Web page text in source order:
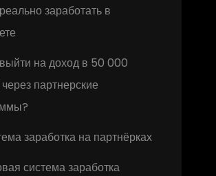
заработать в
на доход в 50 000
партнерские
заработка на партнёрках
система заработка